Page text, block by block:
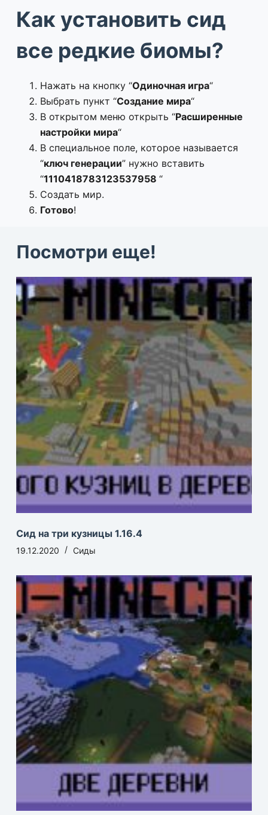
Как установить сид
все редкие биомы?
Нажать на кнопку “Одиночная игра“
Выбрать пункт “Создание мира“
В открытом меню открыть “Расширенные
настройки мира“
В специальное поле, которое называется
“ключ генерации” нужно вставить
“1110418783123537958 “
Создать мир.
Готово!
Посмотри еще!
Сид на три кузницы 1.16.4
19.12.2020 Сиды